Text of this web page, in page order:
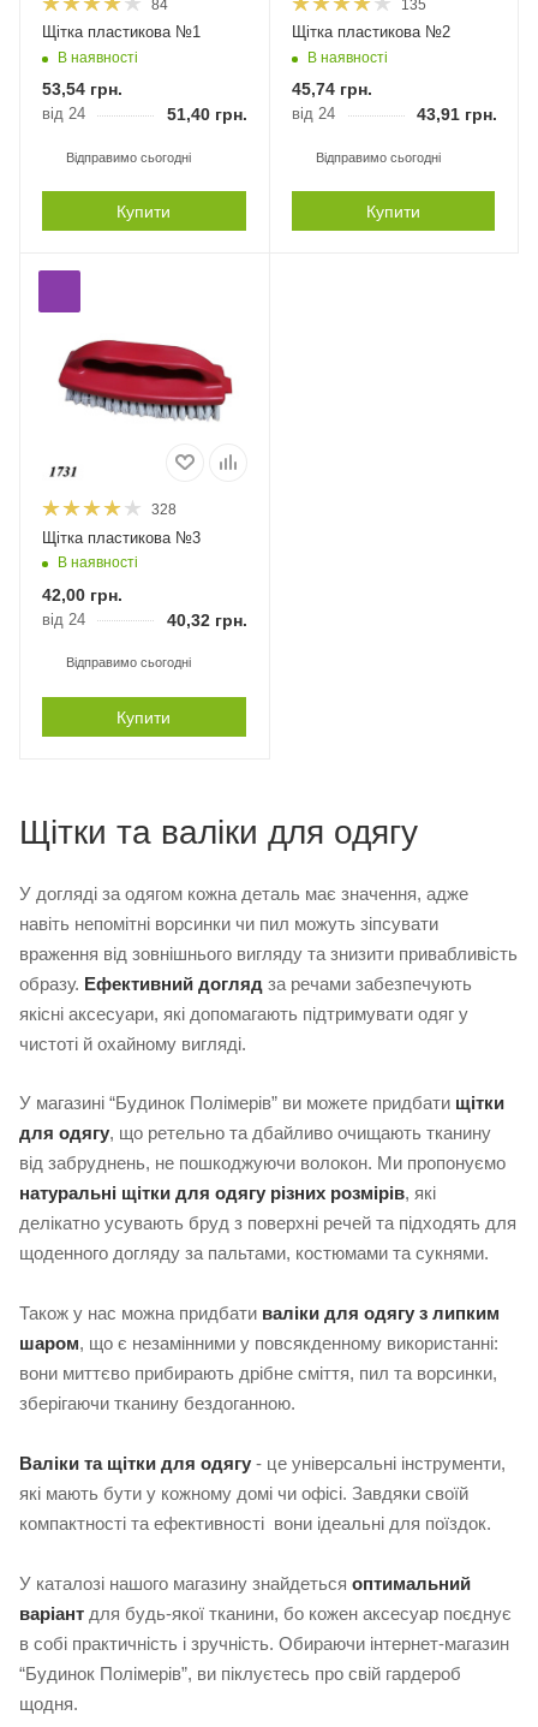
84
Щітка пластикова №1
В наявності
53,54 грн.
від 24 51,40 грн.
Відправимо сьогодні
Купити
135
Щітка пластикова №2
В наявності
45,74грн.
від 24 43,91грн.
Відправимо сьогодні
Купити
328
Щітка пластикова №3
В наявності
42,00 грн.
від 24 40,32 грн.
Відправимо сьогодні
Купити
Щітки та валіки для одягу
У догляді за одягом кожна деталь має значення, адже
навіть непомітні ворсинки чи пил можуть зіпсувати
враження від зовнішнього вигляду та знизити привабливість
образу. Ефективний догляд за речами забезпечують
якісні аксесуари, які допомагають підтримувати одяг у
чистоті й охайному вигляді.
У магазині “Будинок Полімерів” ви можете придбати щітки
для одягу, що ретельно та дбайливо очищають тканину
від забруднень, не пошкоджуючи волокон. Ми пропонуємо
натуральні щітки для одягу різних розмірів, які
делікатно усувають бруд з поверхні речей та підходять для
щоденного догляду за пальтами, костюмами та сукнями.
Також у нас можна придбати валіки для одягу з липким
шаром, що є незамінними у повсякденному використанні:
вони миттєво прибирають дрібне сміття, пил та ворсинки,
зберігаючи тканину бездоганною.
Валіки та щітки для одягу - це універсальні інструменти,
які мають бути у кожному домі чи офісі. Завдяки своїй
компактності та ефективності вони ідеальні для поїздок.
У каталозі нашого магазину знайдеться оптимальний
варіант для будь-якої тканини, бо кожен аксесуар поєднує
в собі практичність і зручність. Обираючи інтернет-магазин
“Будинок Полімерів”, ви піклуєтесь про свій гардероб
щодня.